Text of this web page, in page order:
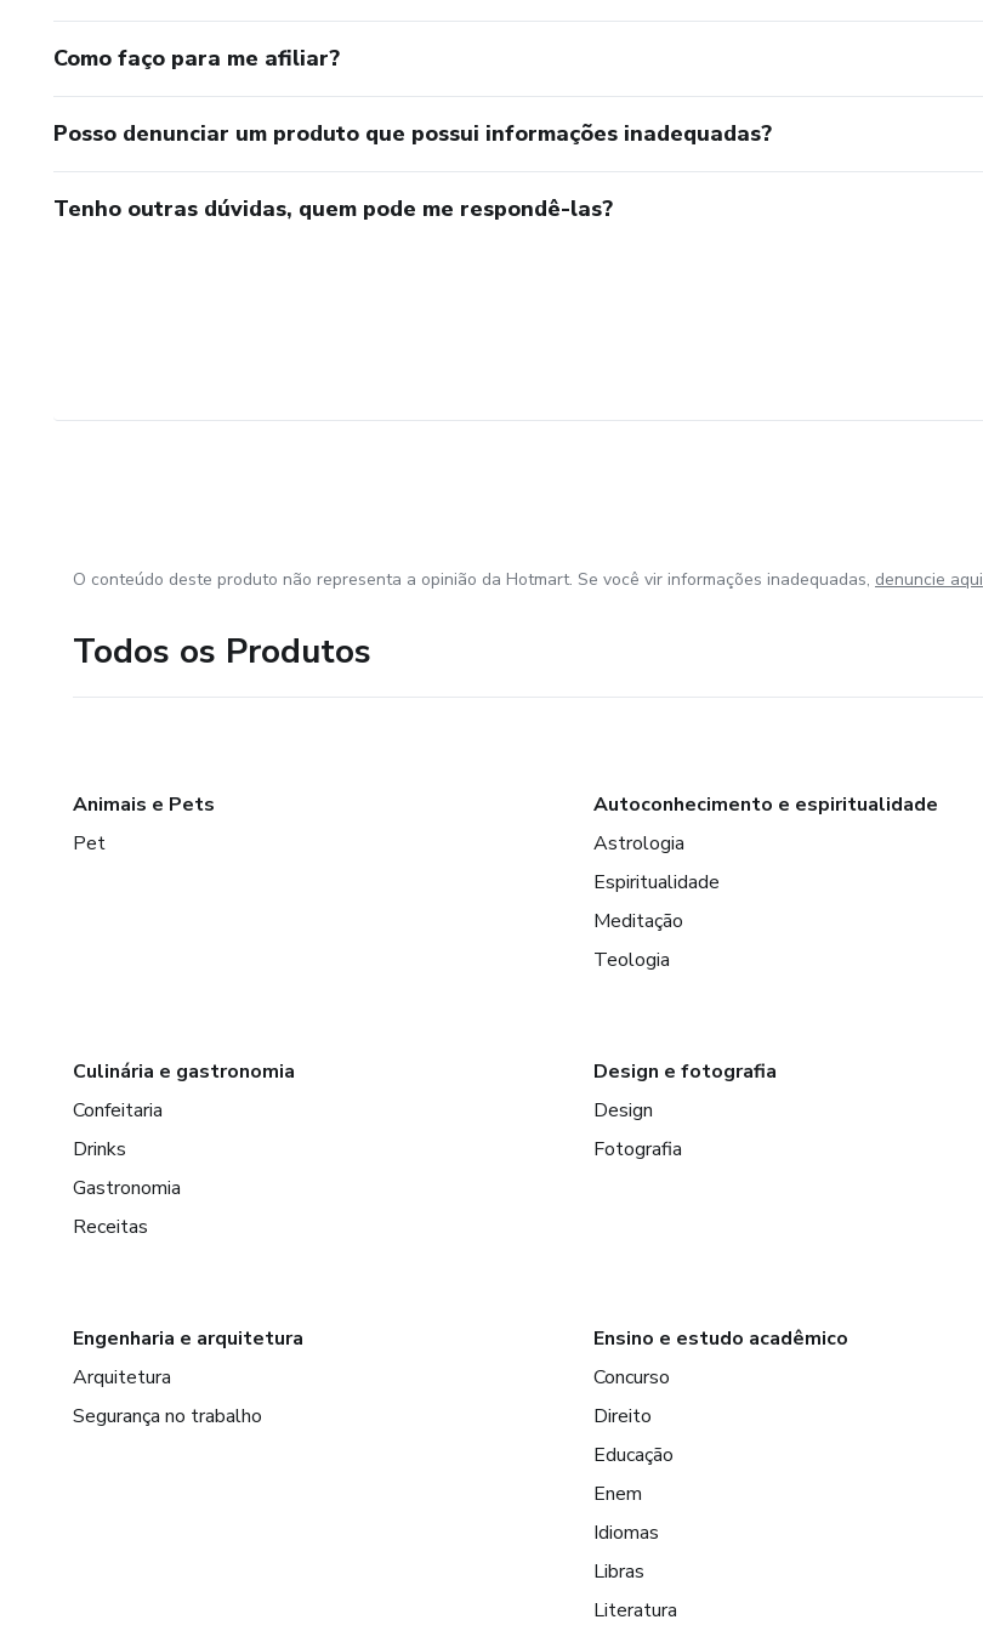
Como faço para me afiliar?
Posso denunciar um produto que possui informações inadequadas?
Tenho outras dúvidas, quem pode me respondê-las?
O conteúdo deste produto não representa a opinião da Hotmart. Se você vir informações inadequadas, denuncie aqui
Todos os Produtos
Animais e Pets
Pet
Autoconhecimento e espiritualidade
Astrologia
Espiritualidade
Meditação
Teologia
Culinária e gastronomia
Confeitaria
Drinks
Gastronomia
Receitas
Design e fotografia
Design
Fotografia
Engenharia e arquitetura
Arquitetura
Segurança no trabalho
Ensino e estudo acadêmico
Concurso
Direito
Educação
Enem
Idiomas
Libras
Literatura